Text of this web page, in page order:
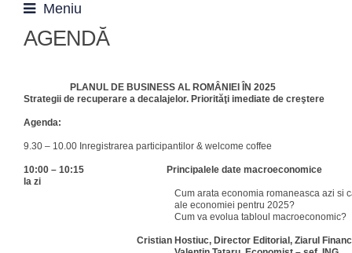
Meniu
AGENDĂ
PLANUL DE BUSINESS AL ROMÂNIEI ÎN 2025
Strategii de recuperare a decalajelor. Priorităţi imediate de creştere
Agenda:
9.30 – 10.00 Inregistrarea participantilor & welcome coffee
10:00 – 10:15 Principalele date macroeconomice
la zi
Cum arata economia romaneasca azi si
ale economiei pentru 2025?
Cum va evolua tabloul macroeconomic?
Cristian Hostiuc, Director Editorial, Ziarul